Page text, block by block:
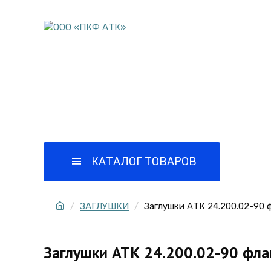
КАТАЛОГ ТОВАРОВ
ЗАГЛУШКИ Заглушки АТК 24.200.02-90
Заглушки АТК 24.200.02-90